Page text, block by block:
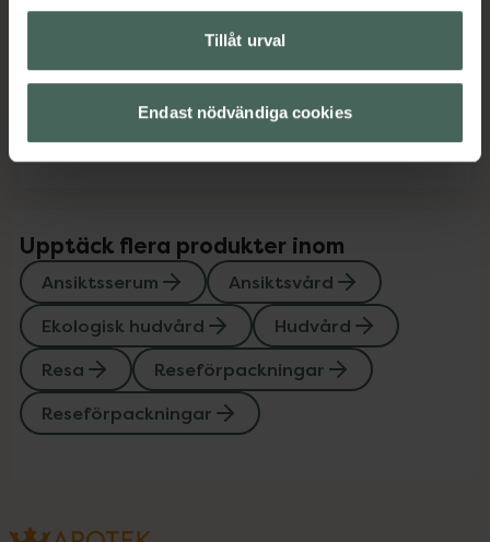
Tillåt urval
Endast nödvändiga cookies
Instruktioner
Upptäck flera produkter inom
Ansiktsserum
Ansiktsvård
Ekologisk hudvård
Hudvård
Resa
Reseförpackningar
Reseförpackningar